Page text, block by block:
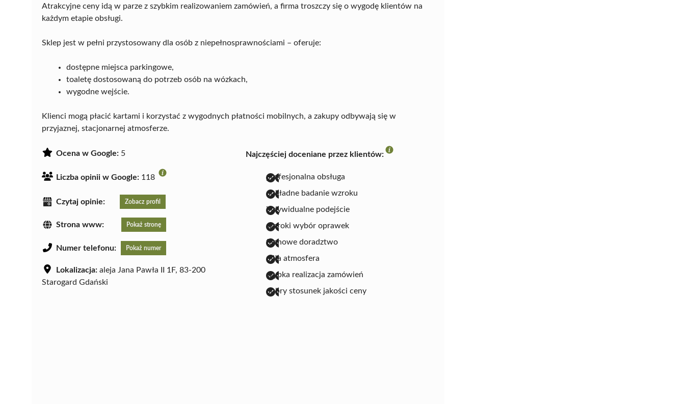
Atrakcyjne ceny idą w parze z szybkim realizowaniem zamówień, a firma troszczy się o wygodę klientów na
każdym etapie obsługi.
Sklep jest w pełni przystosowany dla osób z niepełnosprawnościami – oferuje:
dostępne miejsca parkingowe,
toaletę dostosowaną do potrzeb osób na wózkach,
wygodne wejście.
Klienci mogą płacić kartami i korzystać z wygodnych płatności mobilnych, a zakupy odbywają się w
przyjaznej, stacjonarnej atmosferze.
Ocena w Google: 5
Liczba opinii w Google: 118
Czytaj opinie: Zobacz profil
Strona www: Pokaż stronę
Numer telefonu: Pokaż numer
Lokalizacja: aleja Jana Pawła II 1F, 83-200
Starogard Gdański
Najczęściej doceniane przez klientów:
profesjonalna obsługa
dokładne badanie wzroku
indywidualne podejście
szeroki wybór oprawek
fachowe doradztwo
miła atmosfera
szybka realizacja zamówień
dobry stosunek jakości ceny